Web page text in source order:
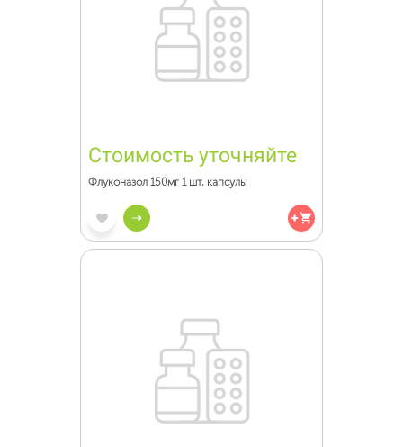
Стоимость уточняйте
Флуконазол 150мг 1 шт. капсулы